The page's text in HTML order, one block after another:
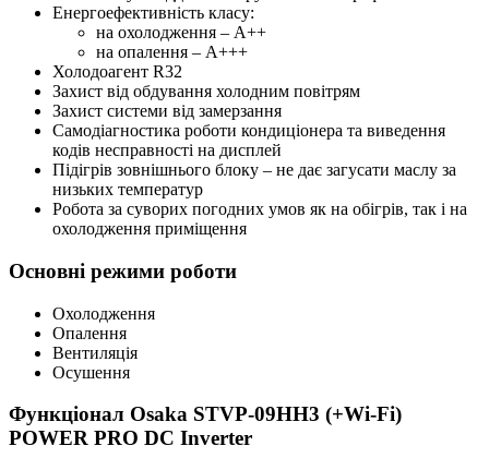
Енергоефективність класу:
на охолодження – А++
на опалення – А+++
Холодоагент R32
Захист від обдування холодним повітрям
Захист системи від замерзання
Самодіагностика роботи кондиціонера та виведення
кодів несправності на дисплей
Підігрів зовнішнього блоку – не дає загусати маслу за
низьких температур
Робота за суворих погодних умов як на обігрів, так і на
охолодження приміщення
Основні режими роботи
Охолодження
Опалення
Вентиляція
Осушення
Функціонал Osaka STVP-09HH3 (+Wi-Fi)
POWER PRO DC Inverter